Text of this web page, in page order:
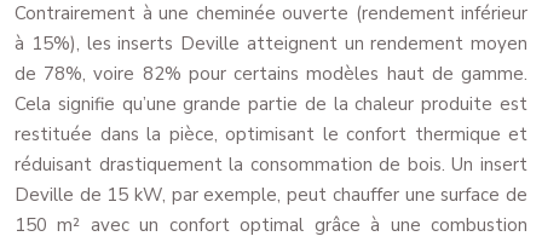
Contrairement à une cheminée ouverte (rendement inférieur
à 15%), les inserts Deville atteignent un rendement moyen
de 78%, voire 82% pour certains modèles haut de gamme.
Cela signifie qu’une grande partie de la chaleur produite est
restituée dans la pièce, optimisant le confort thermique et
réduisant drastiquement la consommation de bois. Un insert
Deville de 15 kW, par exemple, peut chauffer une surface de
150 m² avec un confort optimal grâce à une combustion